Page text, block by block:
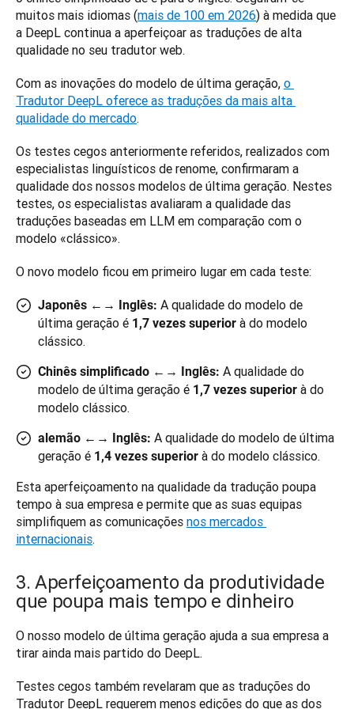
muitos mais idiomas (mais de 100 em 2026) à medida que
a DeepL continua a aperfeiçoar as traduções de alta
qualidade no seu tradutor web.
Com as inovações do modelo de última geração, o
Tradutor DeepL oferece as traduções da mais alta
qualidade do mercado.
Os testes cegos anteriormente referidos, realizados com
especialistas linguísticos de renome, confirmaram a
qualidade dos nossos modelos de última geração. Nestes
testes, os especialistas avaliaram a qualidade das
traduções baseadas em LLM em comparação com o
modelo «clássico».
O novo modelo ficou em primeiro lugar em cada teste:
Japonês ←→ Inglês: A qualidade do modelo de
última geração é 1,7 vezes superior à do modelo
clássico.
Chinês simplificado ←→ Inglês: A qualidade do
modelo de última geração é 1,7 vezes superior à do
modelo clássico.
alemão ←→ Inglês: A qualidade do modelo de última
geração é 1,4 vezes superior à do modelo clássico.
Esta aperfeiçoamento na qualidade da tradução poupa
tempo à sua empresa e permite que as suas equipas
simplifiquem as comunicações nos mercados
internacionais.
3. Aperfeiçoamento da produtividade
que poupa mais tempo e dinheiro
O nosso modelo de última geração ajuda a sua empresa a
tirar ainda mais partido do DeepL.
Testes cegos também revelaram que as traduções do
Tradutor DeepL requerem menos edições do que as dos